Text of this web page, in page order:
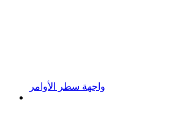
واجهة سطر الأوامر